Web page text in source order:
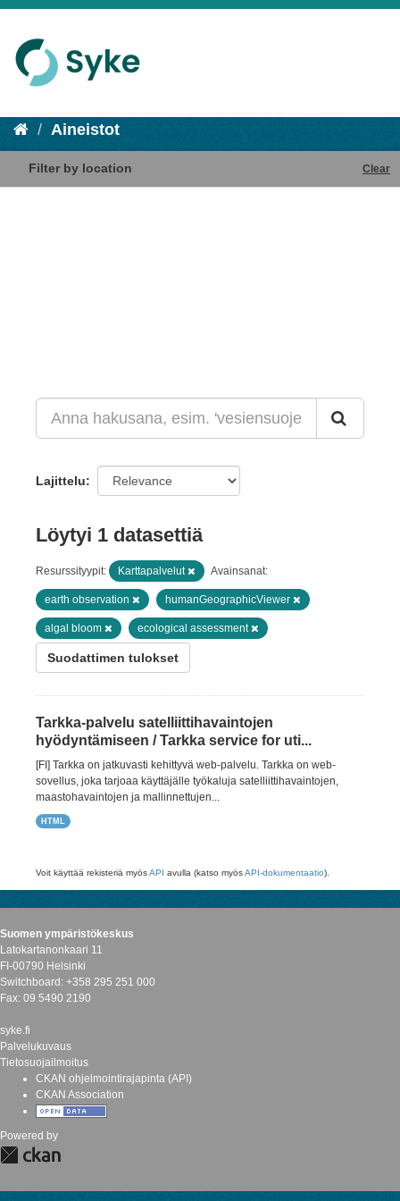
Aineistot
Filter by location Clear
Lajittelu
Löytyi 1 datasettiä
Resurssityypit: Karttapalvelut Avainsanat:
earth observation humanGeographicViewer
algal bloom ecological assessment
Suodattimen tulokset
Tarkka-palvelu satelliittihavaintojen
hyödyntämiseen / Tarkka service for uti...
[FI] Tarkka on jatkuvasti kehittyvä web-palvelu. Tarkka on web-
sovellus, joka tarjoaa käyttäjälle työkaluja satelliittihavaintojen,
maastohavaintojen ja mallinnettujen...
HTML
Voit käyttää rekisteriä myösAPI avulla (katso myösAPI-dokumentaatio).
Suomen ympäristökeskus
Latokartanonkaari 11
FI-00790 Helsinki
Switchboard: +358 295 251 000
Fax: 09 5490 2190
syke.fi
Palvelukuvaus
Tietosuojailmoitus
CKAN ohjelmointirajapinta (API)
CKAN Association
Powered by